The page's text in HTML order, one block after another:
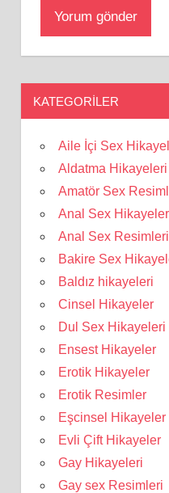
KATEGORILER
Aile İçi Sex
Aldatma Hikayeleri
Amatör Sex
Anal Sex
Anal Sex Resimleri
Bakire Sex
Baldız hikayeleri
Cinsel Hikayeler
Dul Sex Hikayeleri
Ensest Hikayeler
Erotik Hikayeler
Erotik Resimler
Eşcinsel Hikayeler
Evli Çift Hikayeler
Gay Hikayeleri
Gay sex Resimleri